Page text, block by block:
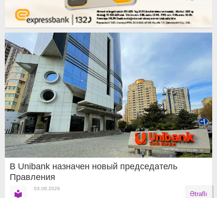
В Unibank назначен новый председатель
Правления
03.08.2026
Ətraflı